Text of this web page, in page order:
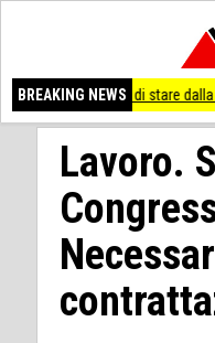
BREAKING NEWS
di stare dalla parte degli
Lavoro.